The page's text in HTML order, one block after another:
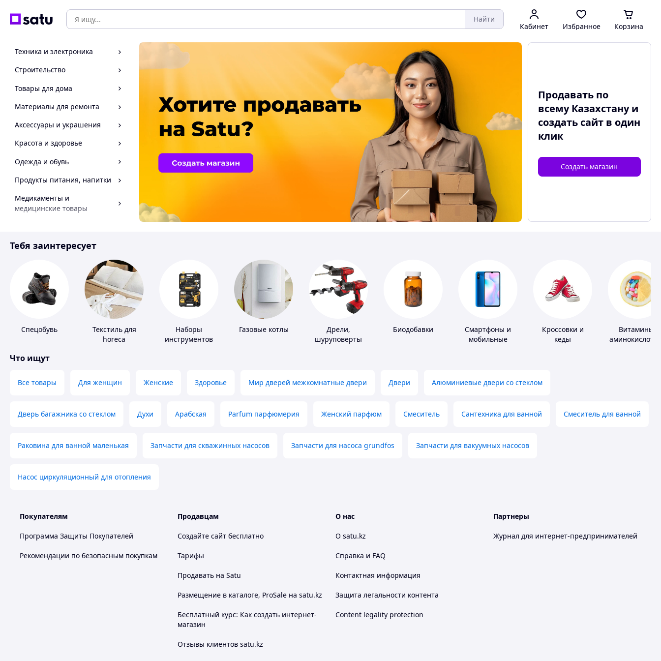
Найти
Кабинет Избранное Корзина
Техника и электроника
Строительство
Товары для дома
Материалы для ремонта
Аксессуары и украшения
Красота и здоровье
Одежда и обувь
Продукты питания, напитки
Медикаменты и
медицинские товары
Инструмент
Продавать по
всему Казахстану и
создать сайтв один
клик
Создать магазин
Тебя заинтересует
Спецобувь
Текстиль для
horeca
Наборы
инструментов
Газовые котлы
Дрели,
шуруповерты
Биодобавки
Смартфоны и
мобильные
Кроссовки и
кеды
Витамины,
аминокислоты
Что ищут
Все товары Для женщин Женские Здоровье Мир дверей межкомнатные двери Двери Алюминиевые двери со стеклом
Дверь багажника со стеклом Духи Арабская Parfum парфюмерия Женский парфюм Смеситель Сантехника для ванной Смеситель для ванной
Раковина для ванной маленькая Запчасти для скважинных насосов Запчасти для насоса grundfos Запчасти для вакуумных насосов
Насос циркуляционный для отопления
Покупателям
Программа Защиты Покупателей
Рекомендации по безопасным покупкам
Продавцам
Создайте сайт бесплатно
Тарифы
Продавать на Satu
Размещение в каталоге, ProSale на satu.kz
Бесплатный курс: Как создать интернет-
магазин
Отзывы клиентов satu.kz
О нас
О satu.kz
Справка и FAQ
Контактная информация
Защита легальности контента
Content legality protection
Партнеры
Журнал для интернет-предпринимателей